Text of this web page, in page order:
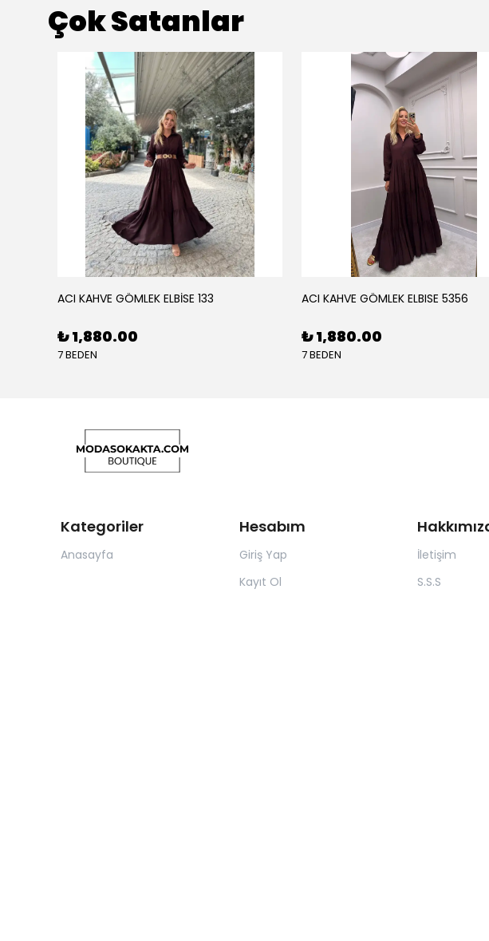
Çok Satanlar
ACI KAHVE GÖMLEK ELBİSE 133
₺ 1,880.00
7 BEDEN
ACI KAHVE GÖMLEK ELBISE 5356
₺ 1,880.00
7 BEDEN
Kategoriler
Anasayfa
Hesabım
Giriş Yap
Kayıt Ol
İletişim
S.S.S